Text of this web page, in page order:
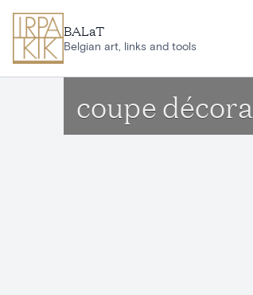
BALaT
Belgian art, links and tools
coupe